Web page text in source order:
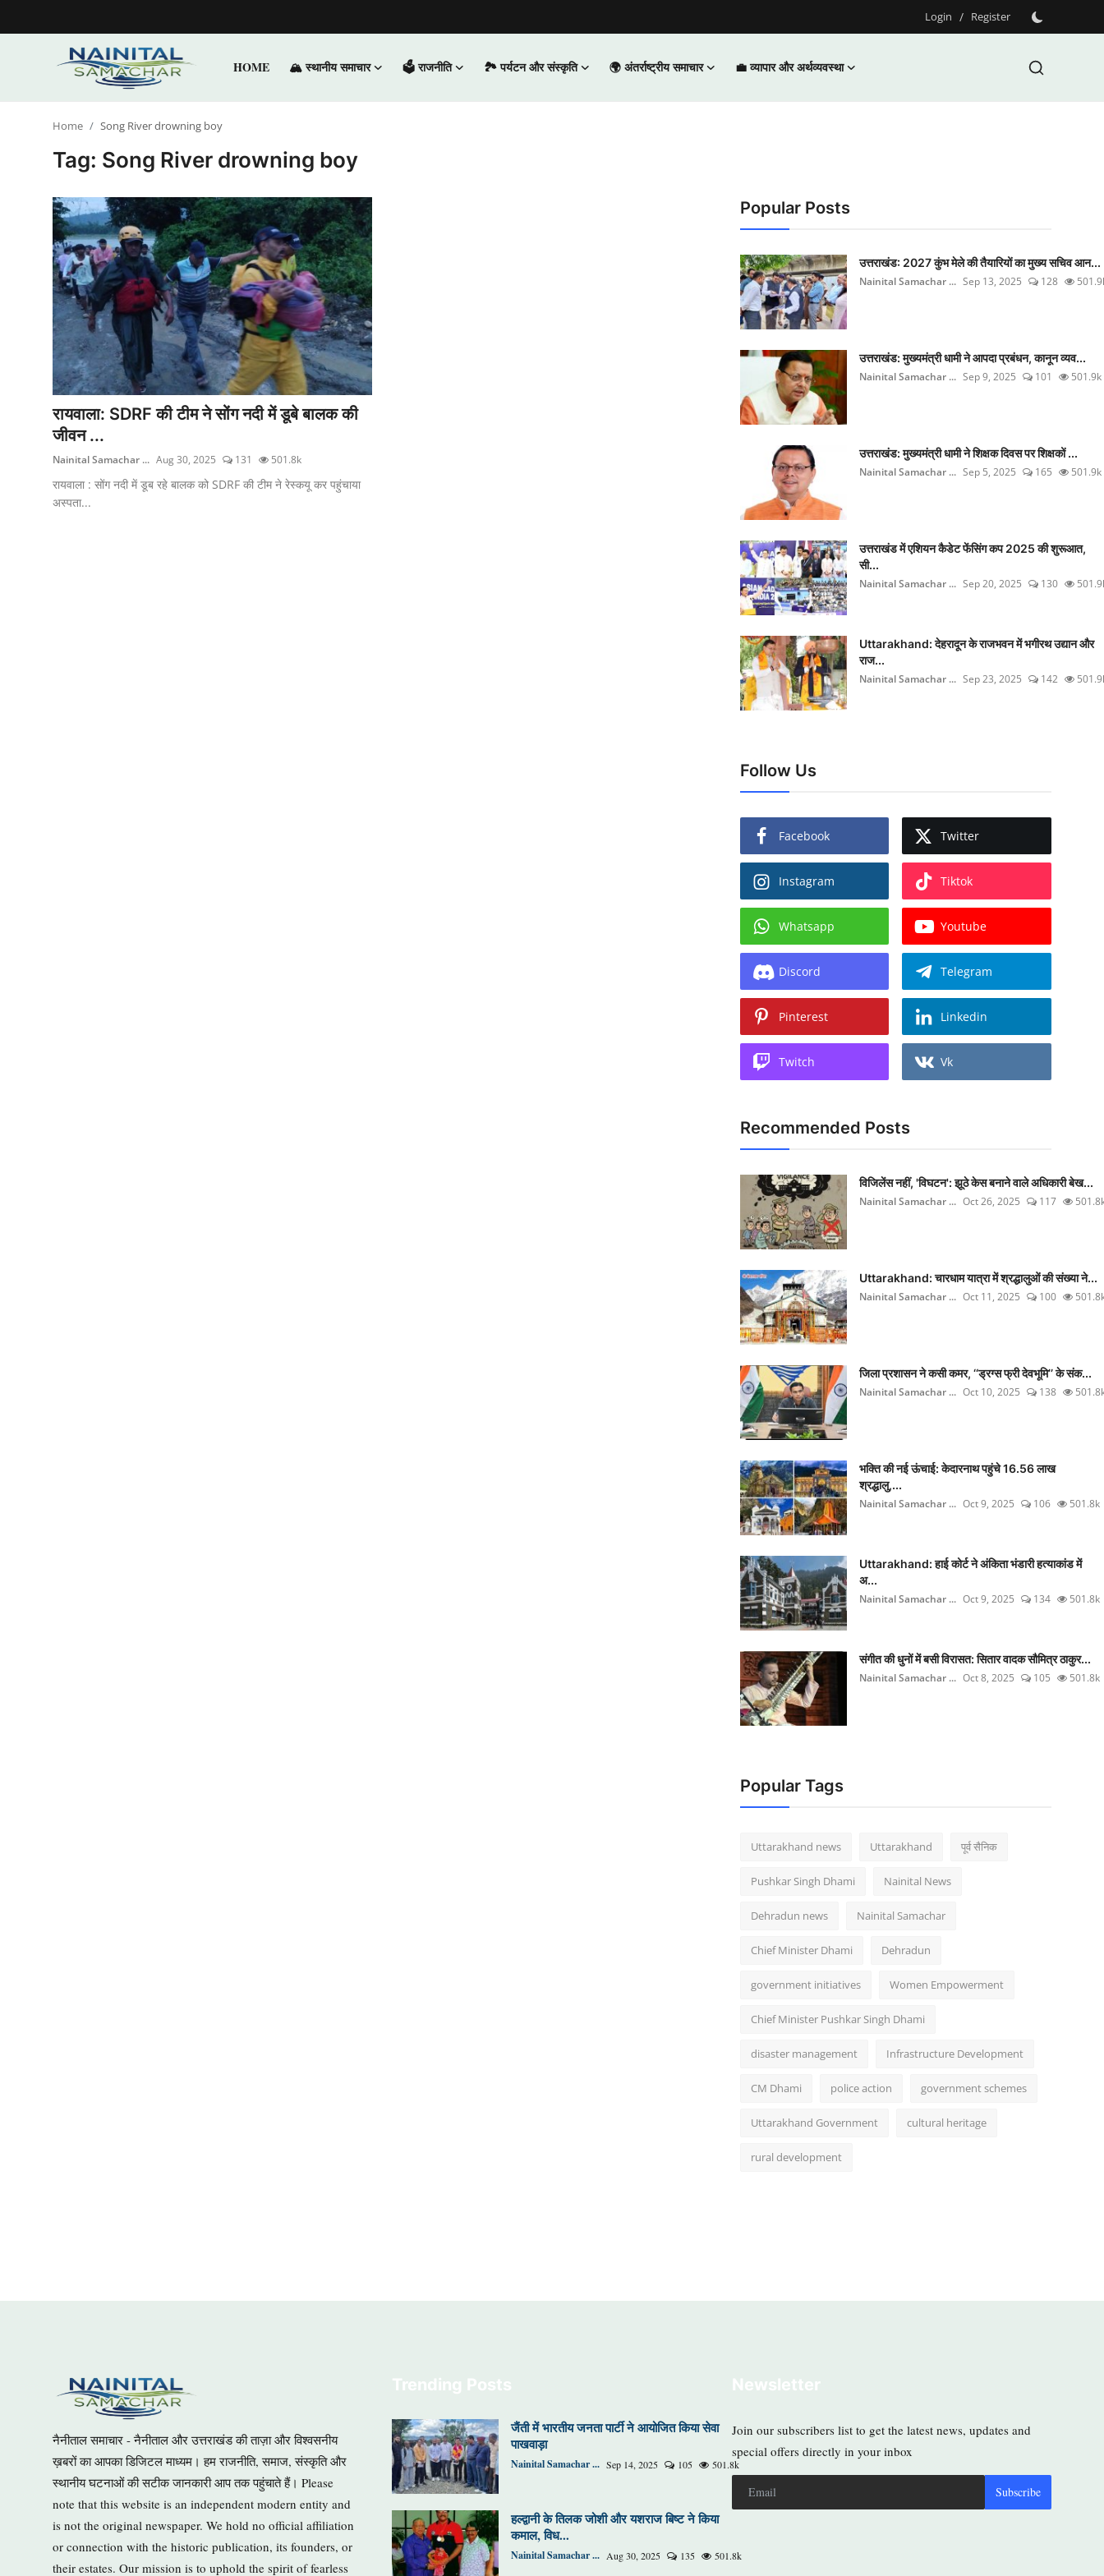
Login / Register
HOME 🏔️ स्थानीय समाचार 🗳️ राजनीति 🏞️ पर्यटन और संस्कृति 🌍 अंतर्राष्ट्रीय समाचार 💼 व्यापार और अर्थव्यवस्था
🗳️ राजनीति
🏞️ पर्यटन और संस्कृति
🌍 अंतर्राष्ट्रीय समाचार
💼 व्यापार और अर्थव्यवस्था
Home Song River drowning boy
Tag: Song River drowning boy
रायवाला: SDRF की टीम ने सोंग नदी में डूबे बालक की
जीवन ...
Nainital Samachar ... Aug 30, 2025 131 501.8k
रायवाला : सोंग नदी में डूब रहे बालक को SDRF की टीम ने रेस्कयू कर पहुंचाया
अस्पता...
Popular Posts
उत्तराखंड: 2027 कुंभ मेले की तैयारियों का मुख्य सचिव आन...
Nainital Samachar ... Sep 13, 2025 128
उत्तराखंड: मुख्यमंत्री धामी ने आपदा प्रबंधन, कानून व्यव...
Nainital Samachar ... Sep 9, 2025 101 501.9k
उत्तराखंड: मुख्यमंत्री धामी ने शिक्षक दिवस पर शिक्षकों ...
Nainital Samachar ... Sep 5, 2025 165 501.9k
उत्तराखंड में एशियन कैडेट फेंसिंग कप 2025 की शुरूआत,
सी...
Nainital Samachar ... Sep 20, 2025 130
Uttarakhand: देहरादून के राजभवन में भगीरथ उद्यान और
राज...
Nainital Samachar ... Sep 23, 2025 142
Follow Us
Facebook Twitter
Instagram Tiktok
Whatsapp Youtube
Discord Telegram
Pinterest Linkedin
Twitch Vk
Recommended Posts
विजिलेंस नहीं, 'विघटन': झूठे केस बनाने वाले अधिकारी बेख...
Nainital Samachar ... Oct 26, 2025 117
Uttarakhand: चारधाम यात्रा में श्रद्धालुओं की संख्या ने...
Nainital Samachar ... Oct 11, 2025 100
जिला प्रशासन ने कसी कमर, ‘‘ड्रग्स फ्री देवभूमि’’ के संक...
Nainital Samachar ... Oct 10, 2025 138
भक्ति की नई ऊंचाई: केदारनाथ पहुंचे 16.56 लाख
श्रद्धालु,...
Nainital Samachar ... Oct 9, 2025 106 501.8k
Uttarakhand: हाई कोर्ट ने अंकिता भंडारी हत्याकांड में
अ...
Nainital Samachar ... Oct 9, 2025 134 501.8k
संगीत की धुनों में बसी विरासत: सितार वादक सौमित्र ठाकुर...
Nainital Samachar ... Oct 8, 2025 105 501.8k
Popular Tags
Uttarakhand news Uttarakhand पूर्व सैनिक
Pushkar Singh Dhami Nainital News
Dehradun news Nainital Samachar
Chief Minister Dhami Dehradun
government initiatives Women Empowerment
Chief Minister Pushkar Singh Dhami
disaster management Infrastructure Development
CM Dhami police action government schemes
Uttarakhand Government cultural heritage
rural development
नैनीताल समाचार - नैनीताल और उत्तराखंड की ताज़ा और विश्वसनीय
ख़बरों का आपका डिजिटल माध्यम। हम राजनीति, समाज, संस्कृति और
स्थानीय घटनाओं की सटीक जानकारी आप तक पहुंचाते हैं। Please
note that this website is an independent modern entity and
is not the original newspaper. We hold no official affiliation
or connection with the historic publication, its founders, or
their estates. Our mission is to uphold the spirit of fearless
Trending Posts
जैंती में भारतीय जनता पार्टी ने आयोजित किया सेवा
पाखवाड़ा
Nainital Samachar ... Sep 14, 2025 105 501.8k
हल्द्वानी के तिलक जोशी और यशराज बिष्ट ने किया
कमाल, विध...
Nainital Samachar ... Aug 30, 2025 135 501.8k
Newsletter
Join our subscribers list to get the latest news, updates and
special offers directly in your inbox
Subscribe